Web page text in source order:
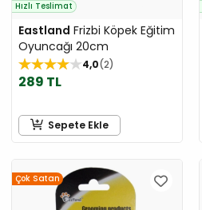
Hızlı Teslimat
Eastland Frizbi Köpek Eğitim
Oyuncağı 20cm
4,0 2
289 TL
Sepete Ekle
Çok Satan